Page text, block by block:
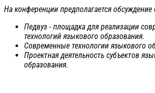
На конференции предполагается
Педвуз - площадка для реализации
технологий языкового образования.
Современные технологии языкового
Проектная деятельность субъектов
образования.